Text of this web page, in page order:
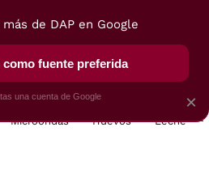
VEGUI
Microondas Huevos Leche
×
de DAP en Google
como fuente preferida
una cuenta de Google